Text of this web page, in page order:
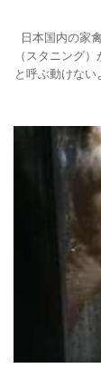
日本国内の家
（スタニング
と呼ぶ動けな